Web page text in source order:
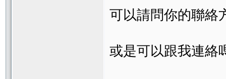
可以請問你的聯絡
或是可以跟我連絡